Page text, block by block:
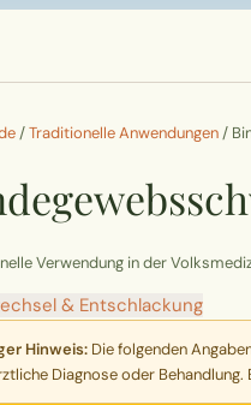
/Traditionelle Anwendungen /
Verwendung in der
& Entschlackung
Hinweis: Die folgenden
Diagnose oder